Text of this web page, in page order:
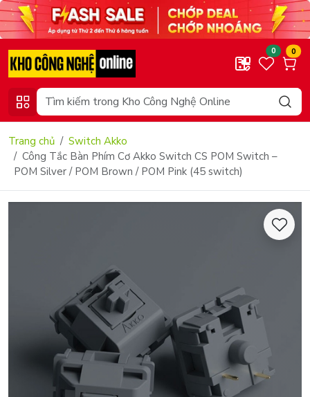
0 0
Trang chủ
Switch Akko
Công Tắc Bàn Phím Cơ Akko Switch CS POM Switch –
POM Silver / POM Brown / POM Pink (45 switch)